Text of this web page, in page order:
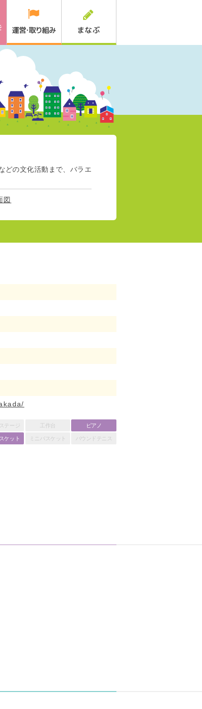
どの文化活動まで、バラエ
図
テージ 工作台 ピアノ
ケット ミニバスケット バウンドテニス